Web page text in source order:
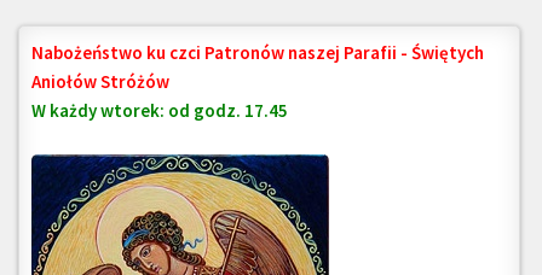
Nabożeństwo ku czci Patronów naszej Parafii - Świętych
Aniołów Stróżów
W każdy wtorek: od godz. 17.45